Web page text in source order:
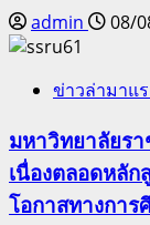
admin 08/
ข่าวล่ามาแ
มหาวิทยาลัยร
เนื่องตลอดหลั
โอกาสทางการ